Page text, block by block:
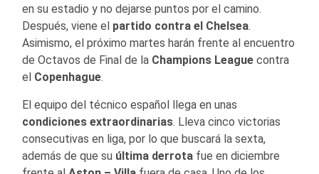
en su estadio y no dejarse puntos por el camino.
Después, viene el partido contra el Chelsea.
Asimismo, el próximo martes harán frente al encuentro
de Octavos de Final de la Champions League contra
el Copenhague.
El equipo del técnico español llega en unas
condiciones extraordinarias. Lleva cinco victorias
consecutivas en liga, por lo que buscará la sexta,
además de que su última derrota fue en diciembre